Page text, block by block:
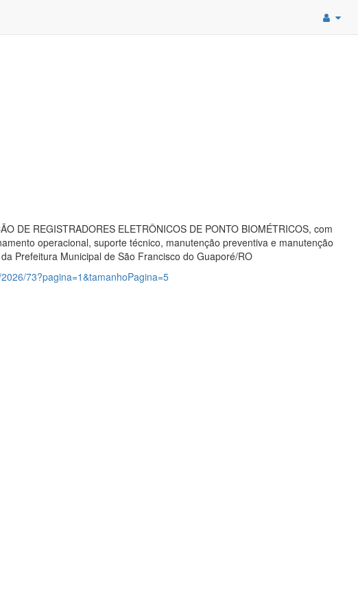
DE REGISTRADORES ELETRÔNICOS DE PONTO BIOMÉTRICOS, com
operacional, suporte técnico, manutenção preventiva e manutenção
Prefeitura Municipal de São Francisco do Guaporé/RO
73?pagina=1&tamanhoPagina=5